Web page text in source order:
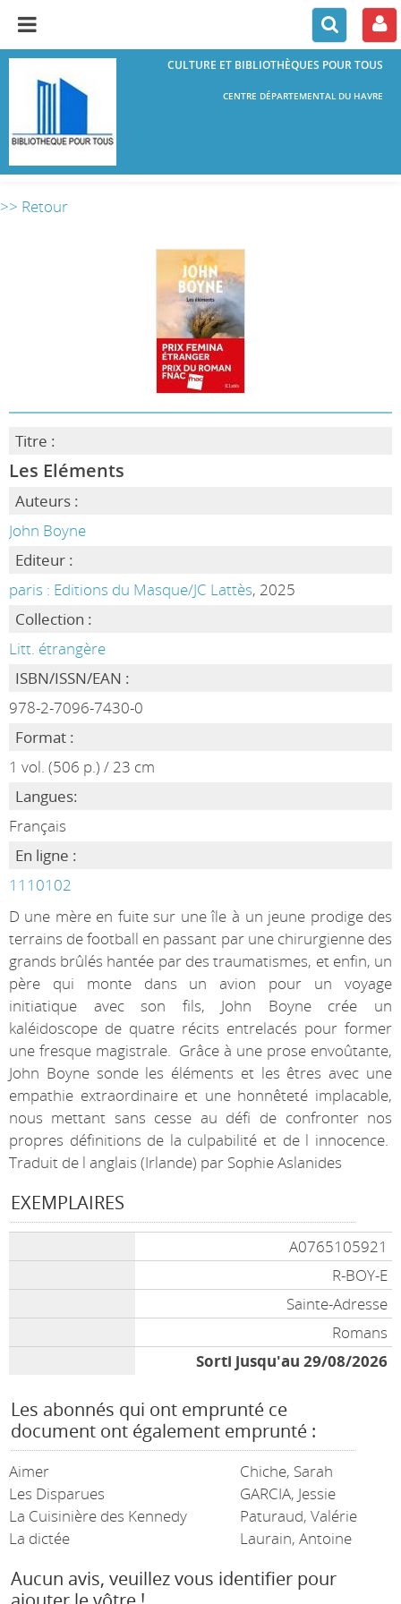
CULTURE ET BIBLIOTHÈQUES POUR TOUS
CENTRE DÉPARTEMENTAL DU HAVRE
>> Retour
Titre :
Les Eléments
Auteurs :
John Boyne
Editeur :
paris : Editions du Masque/JC Lattès, 2025
Collection :
Litt. étrangère
ISBN/ISSN/EAN :
978-2-7096-7430-0
Format :
1 vol. (506 p.) / 23 cm
Langues:
Français
En ligne :
1110102
D une mère en fuite sur une île à un jeune prodige des
terrains de football en passant par une chirurgienne des
grands brûlés hantée par des traumatismes, et enfin, un
père qui monte dans un avion pour un voyage
initiatique avec son fils, John Boyne crée un
kaléidoscope de quatre récits entrelacés pour former
une fresque magistrale. Grâce à une prose envoûtante,
John Boyne sonde les éléments et les êtres avec une
empathie extraordinaire et une honnêteté implacable,
nous mettant sans cesse au défi de confronter nos
propres définitions de la culpabilité et de l innocence.
Traduit de l anglais (Irlande) par Sophie Aslanides
EXEMPLAIRES
A0765105921
R-BOY-E
Sainte-Adresse
Romans
Sorti jusqu'au 29/08/2026
Les abonnés qui ont emprunté ce
document ont également emprunté :
Aimer
Chiche, Sarah
Les Disparues
GARCIA, Jessie
La Cuisinière des Kennedy
Paturaud, Valérie
La dictée
Laurain, Antoine
Aucun avis, veuillez vous identifier pour